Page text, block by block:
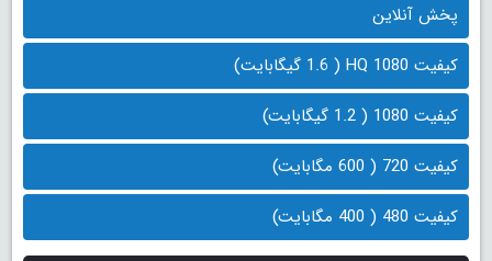
پخش آنلاین
کیفیت 1080 HQ ( 1.6 گیگابایت)
کیفیت 1080 ( 1.2 گیگابایت)
کیفیت 720 ( 600 مگابایت)
کیفیت 480 ( 400 مگابایت)